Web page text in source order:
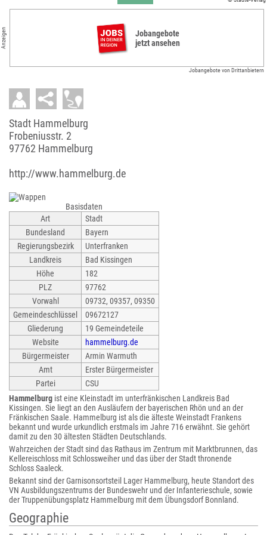
Anzeigen
Jobangebote
jetzt ansehen
Jobangebote von Drittanbietern
Stadt Hammelburg
Frobeniusstr. 2
97762 Hammelburg
http://www.hammelburg.de
Basisdaten
Art
Stadt
Bundesland
Bayern
Regierungsbezirk
Unterfranken
Landkreis
Bad Kissingen
Höhe
182
PLZ
97762
Vorwahl
09732, 09357, 09350
Gemeindeschlüssel
09672127
Gliederung
19 Gemeindeteile
Website
hammelburg.de
Bürgermeister
Armin Warmuth
Amt
Erster Bürgermeister
Partei
CSU
Hammelburg ist eine Kleinstadt im unterfränkischen Landkreis Bad
Kissingen. Sie liegt an den Ausläufern der bayerischen Rhön und an der
Fränkischen Saale. Hammelburg ist als die älteste Weinstadt Frankens
bekannt und wurde urkundlich erstmals im Jahre 716 erwähnt. Sie gehört
damit zu den 30 ältesten Städten Deutschlands.
Wahrzeichen der Stadt sind das Rathaus im Zentrum mit Marktbrunnen, das
Kellereischloss mit Schlossweiher und das über der Stadt thronende
Schloss Saaleck.
Bekannt sind der Garnisonsortsteil Lager Hammelburg, heute Standort des
VN Ausbildungszentrums der Bundeswehr und der Infanterieschule, sowie
der Truppenübungsplatz Hammelburg mit dem Übungsdorf Bonnland.
Geographie